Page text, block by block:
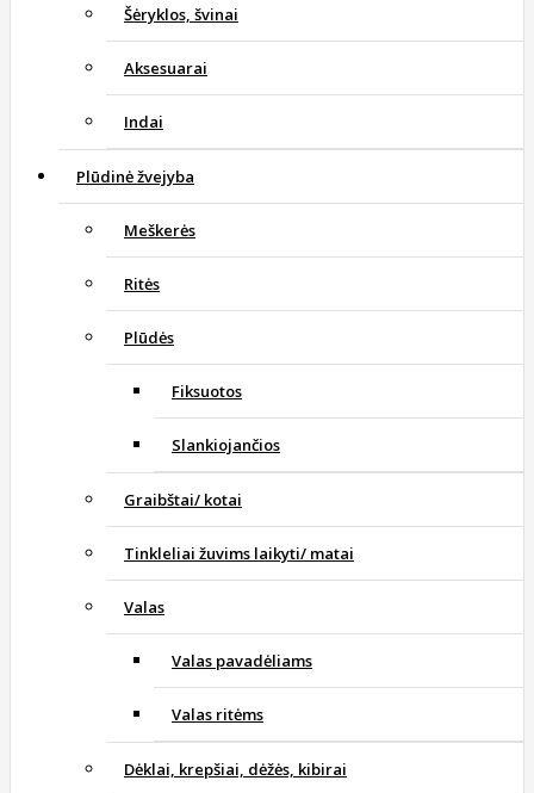
Šėryklos, švinai
Aksesuarai
Indai
Plūdinė žvejyba
Meškerės
Ritės
Plūdės
Fiksuotos
Slankiojančios
Graibštai/ kotai
Tinkleliai žuvims laikyti/ matai
Valas
Valas pavadėliams
Valas ritėms
Dėklai, krepšiai, dėžės, kibirai